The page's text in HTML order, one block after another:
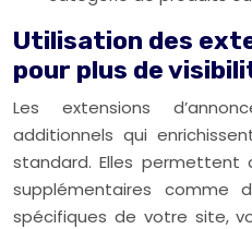
Utilisation des
pour plus de
Les extensions
additionnels qui
standard. Elles permettent
supplémentaires comme
spécifiques de votre site,